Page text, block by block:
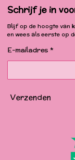
c
e
b
o
k
s
t
a
g
a
u
T
u
b
Schrijf je in
Blijf op de hoogte van
en wees als eerste op
E-mailadres *
Verzenden